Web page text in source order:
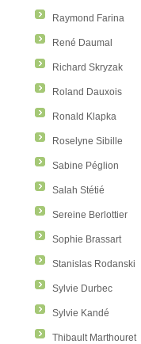
Raymond Farina
René Daumal
Richard Skryzak
Roland Dauxois
Ronald Klapka
Roselyne Sibille
Sabine Péglion
Salah Stétié
Sereine Berlottier
Sophie Brassart
Stanislas Rodanski
Sylvie Durbec
Sylvie Kandé
Thibault Marthouret